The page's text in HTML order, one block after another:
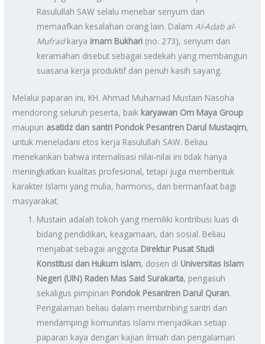
Rasulullah SAW selalu menebar senyum dan
memaafkan kesalahan orang lain. DalamAl-Adab al-
Mufradkarya Imam Bukhari (no. 273), senyum dan
keramahan disebut sebagai sedekah yang membangun
suasana kerja produktif dan penuh kasih sayang.
Melalui paparan ini, KH. Ahmad Muhamad Mustain Nasoha
mendorong seluruh peserta, baik karyawan Om Maya Group
maupun asatidz dan santri Pondok Pesantren Darul Mustaqim,
untuk meneladani etos kerja Rasulullah SAW. Beliau
menekankan bahwa internalisasi nilai-nilai ini tidak hanya
meningkatkan kualitas profesional, tetapi juga membentuk
karakter Islami yang mulia, harmonis, dan bermanfaat bagi
masyarakat.
Mustain adalah tokoh yang memiliki kontribusi luas di
bidang pendidikan, keagamaan, dan sosial. Beliau
menjabat sebagai anggota Direktur Pusat Studi
Konstitusi dan Hukum Islam, dosen di Universitas Islam
Negeri (UIN) Raden Mas Said Surakarta, pengasuh
sekaligus pimpinan Pondok Pesantren Darul Quran.
Pengalaman beliau dalam membimbing santri dan
mendampingi komunitas Islami menjadikan setiap
paparan kaya dengan kajian ilmiah dan pengalaman